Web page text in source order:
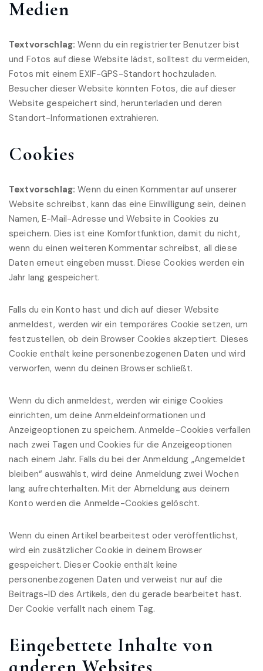
Medien
Textvorschlag:Wenn du ein registrierter Benutzer bist
und Fotos auf diese Website lädst, solltest du vermeiden,
Fotos mit einem EXIF-GPS-Standort hochzuladen.
Besucher dieser Website könnten Fotos, die auf dieser
Website gespeichert sind, herunterladen und deren
Standort-Informationen extrahieren.
Cookies
Textvorschlag:Wenn du einen Kommentar auf unserer
Website schreibst, kann das eine Einwilligung sein, deinen
Namen, E-Mail-Adresse und Website in Cookies zu
speichern. Dies ist eine Komfortfunktion, damit du nicht,
wenn du einen weiteren Kommentar schreibst, all diese
Daten erneut eingeben musst. Diese Cookies werden ein
Jahr lang gespeichert.
Falls du ein Konto hast und dich auf dieser Website
anmeldest, werden wir ein temporäres Cookie setzen, um
festzustellen, ob dein Browser Cookies akzeptiert. Dieses
Cookie enthält keine personenbezogenen Daten und wird
verworfen, wenn du deinen Browser schließt.
Wenn du dich anmeldest, werden wir einige Cookies
einrichten, um deine Anmeldeinformationen und
Anzeigeoptionen zu speichern. Anmelde-Cookies verfallen
nach zwei Tagen und Cookies für die Anzeigeoptionen
nach einem Jahr. Falls du bei der Anmeldung „Angemeldet
bleiben“ auswählst, wird deine Anmeldung zwei Wochen
lang aufrechterhalten. Mit der Abmeldung aus deinem
Konto werden die Anmelde-Cookies gelöscht.
Wenn du einen Artikel bearbeitest oder veröffentlichst,
wird ein zusätzlicher Cookie in deinem Browser
gespeichert. Dieser Cookie enthält keine
personenbezogenen Daten und verweist nur auf die
Beitrags-ID des Artikels, den du gerade bearbeitet hast.
Der Cookie verfällt nach einem Tag.
Eingebettete Inhalte von